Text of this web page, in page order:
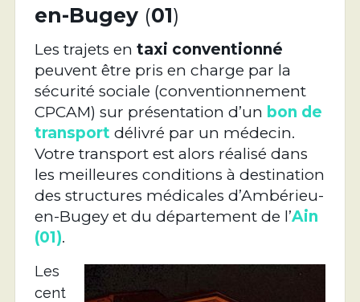
en-Bugey (01)
Les trajets en taxi conventionné
peuvent être pris en charge par la
sécurité sociale (conventionnement
CPCAM) sur présentation d’un bon de
transport délivré par un médecin.
Votre transport est alors réalisé dans
les meilleures conditions à destination
des structures médicales d’Ambérieu-
en-Bugey et du département de l’Ain
(01).
Les
cent